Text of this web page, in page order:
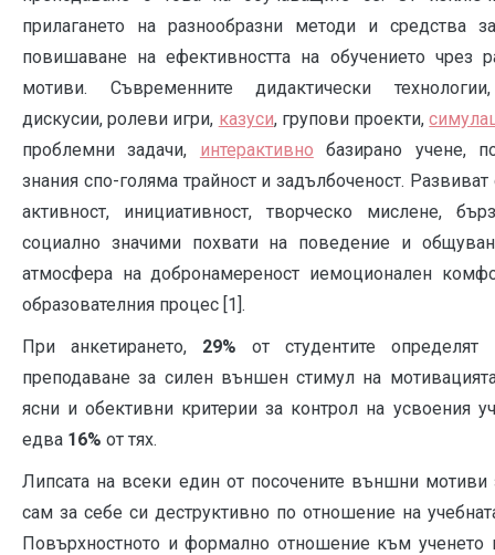
прилагането на разнообразни методи и средства
повишаване на ефективността на обучението чрез
мотиви. Съвременните дидактически
дискусии, ролеви игри, казуси, групови проекти,
проблемни задачи, интерактивно базирано учене,
знания спо-голяма трайност и задълбоченост. Развиват
активност, инициативност, творческо мислене,
социално значими похвати на поведение и
атмосфера на добронамереност иемоционален
образователния процес [1].
При анкетирането, 29% от студентите
преподаване за силен външен стимул на
ясни и обективни критерии за контрол на усвоения
едва 16% от тях.
Липсата на всеки един от посочените външни мотиви
сам за себе си деструктивно по отношение на
Повърхностното и формално отношение към ученето